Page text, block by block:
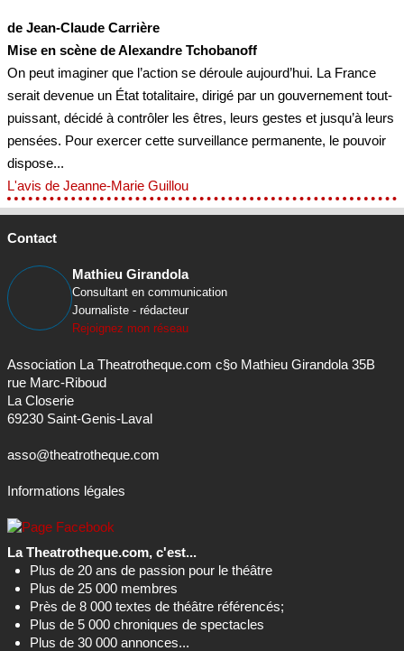
de Jean-Claude Carrière
Mise en scène de Alexandre Tchobanoff
On peut imaginer que l’action se déroule aujourd’hui. La France
serait devenue un État totalitaire, dirigé par un gouvernement tout-
puissant, décidé à contrôler les êtres, leurs gestes et jusqu’à leurs
pensées. Pour exercer cette surveillance permanente, le pouvoir
dispose...
L'avis de Jeanne-Marie Guillou
Contact
Mathieu Girandola
Consultant en communication
Journaliste - rédacteur
Rejoignez mon réseau
Association La Theatrotheque.com c§o Mathieu Girandola 35B
rue Marc-Riboud
La Closerie
69230 Saint-Genis-Laval
asso@theatrotheque.com
Informations légales
La Theatrotheque.com, c'est...
Plus de 20 ans de passion pour le théâtre
Plus de 25 000 membres
Près de 8 000 textes de théâtre référencés;
Plus de 5 000 chroniques de spectacles
Plus de 30 000 annonces...